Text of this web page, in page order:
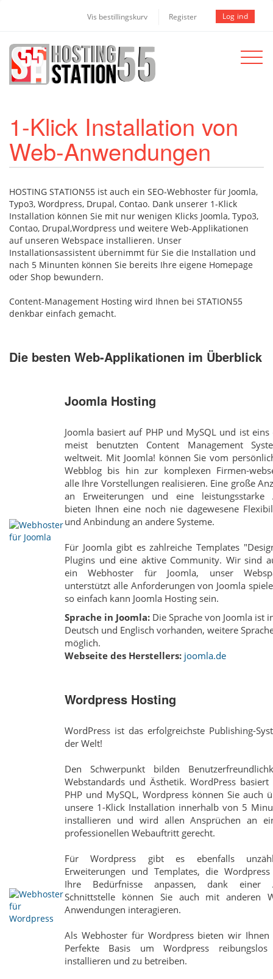
Vis bestillingskurv Register Log ind
Toggle
1-Klick Installation von
Web-Anwendungen
HOSTING STATION55 ist auch ein SEO-Webhoster für Joomla,
Typo3, Wordpress, Drupal, Contao. Dank unserer 1-Klick
Installation können Sie mit nur wenigen Klicks Joomla, Typo3,
Contao, Drupal,Wordpress und weitere Web-Applikationen
auf unseren Webspace installieren. Unser
Installationsassistent übernimmt für Sie die Installation und
nach 5 Minunten können Sie bereits Ihre eigene Homepage
oder Shop bewundern.
Content-Management Hosting wird Ihnen bei STATION55
denkbar einfach gemacht.
Die besten Web-Applikationen im Überblick
Joomla Hosting
Joomla basiert auf PHP und MySQL und ist eins
meist benutzten Content Management
weltweit. Mit Joomla! können Sie vom
Webblog bis hin zur komplexen Firmen-
alle Ihre Vorstellungen realisieren. Eine große
an Erweiterungen und eine leistungsstarke
bieten Ihnen eine noch nie dagewesene
und Anbindung an andere Systeme.
Für Joomla gibt es zahlreiche Templates
Plugins und eine aktive Community. Wir sind
ein Webhoster für Joomla, unser
unterstützt alle Anforderungen von Joomla
so einfach kann Joomla Hosting sein.
Sprache in Joomla: Die Sprache von Joomla ist
Deutsch und Englisch vorhanden, weitere
möglich.
Webseite des Herstellers: joomla.de
Wordpress Hosting
WordPress ist das erfolgreichste Publishing-
der Welt!
Den Schwerpunkt bilden
Webstandards und Ästhetik. WordPress basiert
PHP und MySQL, Wordpress können Sie auch
unsere 1-Klick Installation innerhalb von 5
installieren und wird allen Ansprüchen an
professionellen Webauftritt gerecht.
Für Wordpress gibt es ebenfalls
Erweiterungen und Templates, die
Ihre Bedürfnisse anpassen, dank einer
Schnittstelle können Sie auch mit anderen
Anwendungen interagieren.
Als Webhoster für Wordpress bieten wir Ihnen
Perfekte Basis um Wordpress
installieren und zu betreiben.